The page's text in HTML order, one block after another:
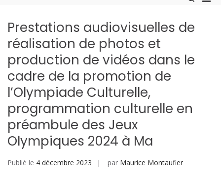
de
recherche
Prestations audiovisuelles de
réalisation de photos et
production de vidéos dans le
cadre de la promotion de
l’Olympiade Culturelle,
programmation culturelle en
préambule des Jeux
Olympiques 2024 à Ma
Publié le 4 décembre 2023 par Maurice Montaufier